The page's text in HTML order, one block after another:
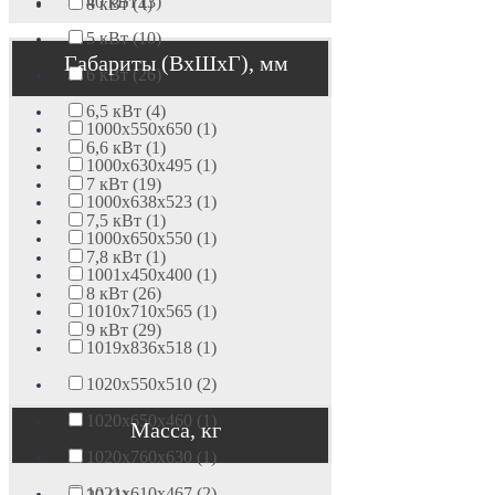
5 кВт (10)
6 кВт (26)
6,5 кВт (4)
6,6 кВт (1)
7 кВт (19)
7,5 кВт (1)
7,8 кВт (1)
8 кВт (26)
9 кВт (29)
8 кВт (4)
Габариты (ВхШхГ), мм
1000х550х650 (1)
1000х630х495 (1)
1000х638х523 (1)
1000х650х550 (1)
1001х450х400 (1)
1010х710х565 (1)
1019х836х518 (1)
1020х550х510 (2)
1020х650х460 (1)
1020х760х630 (1)
Масса, кг